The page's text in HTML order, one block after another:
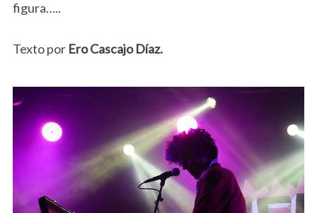
figura…..
Texto por Ero Cascajo Díaz.